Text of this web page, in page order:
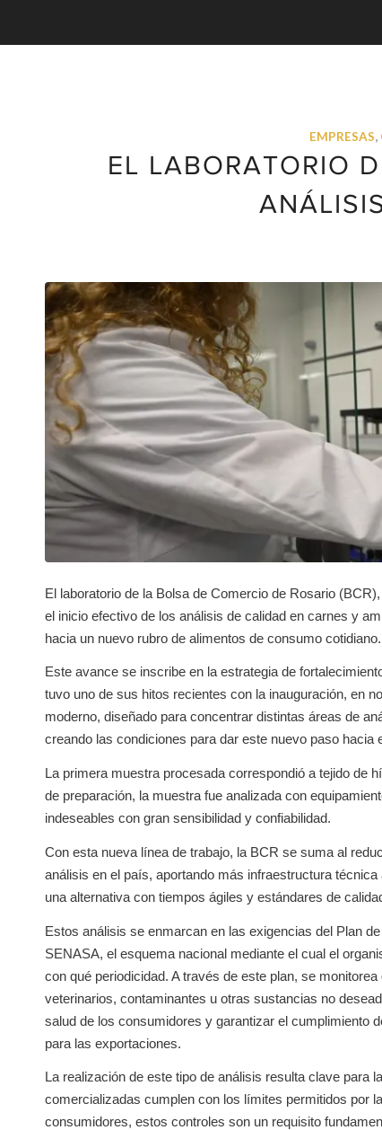
EMPRESAS,
EL LABORATORIO
El laboratorio de la Bolsa de Comercio de Rosario
el inicio efectivo de los análisis de calidad en carnes y
hacia un nuevo rubro de alimentos de consumo cotidiano.
Este avance se inscribe en la estrategia de
tuvo uno de sus hitos recientes con la inauguración, en
moderno, diseñado para concentrar distintas áreas de
creando las condiciones para dar este nuevo paso hacia
La primera muestra procesada correspondió a tejido de
de preparación, la muestra fue analizada con
indeseables con gran sensibilidad y confiabilidad.
Con esta nueva línea de trabajo, la BCR se suma al
análisis en el país, aportando más infraestructura
una alternativa con tiempos ágiles y estándares de
Estos análisis se enmarcan en las exigencias del Plan
SENASA, el esquema nacional mediante el cual el
con qué periodicidad. A través de este plan, se
veterinarios, contaminantes u otras sustancias no
salud de los consumidores y garantizar el cumplimiento
para las exportaciones.
La realización de este tipo de análisis resulta clave para
comercializadas cumplen con los límites permitidos por
consumidores, estos controles son un requisito